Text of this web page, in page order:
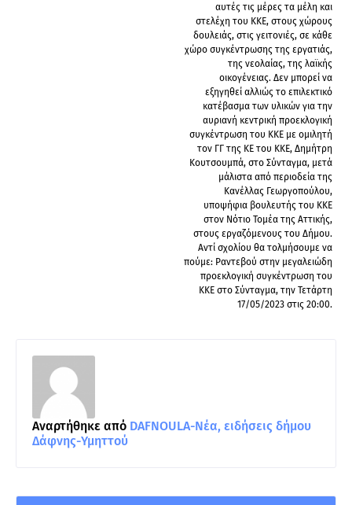
αυτές τις μέρες τα μέλη και
στελέχη του ΚΚΕ, στους χώρους
δουλειάς, στις γειτονιές, σε κάθε
χώρο συγκέντρωσης της εργατιάς,
της νεολαίας, της λαϊκής
οικογένειας. Δεν μπορεί να
εξηγηθεί αλλιώς το επιλεκτικό
κατέβασμα των υλικών για την
αυριανή κεντρική προεκλογική
συγκέντρωση του ΚΚΕ με ομιλητή
τον ΓΓ της ΚΕ του ΚΚΕ, Δημήτρη
Κουτσουμπά, στο Σύνταγμα, μετά
μάλιστα από περιοδεία της
Κανέλλας Γεωργοπούλου,
υποψήφια βουλευτής του ΚΚΕ
στον Νότιο Τομέα της Αττικής,
στους εργαζόμενους του Δήμου.
Αντί σχολίου θα τολμήσουμε να
πούμε: Ραντεβού στην μεγαλειώδη
προεκλογική συγκέντρωση του
ΚΚΕ στο Σύνταγμα, την Τετάρτη
17/05/2023 στις 20:00.
Αναρτήθηκε από DAFNOULA-Νέα, ειδήσεις δήμου
Δάφνης-Υμηττού